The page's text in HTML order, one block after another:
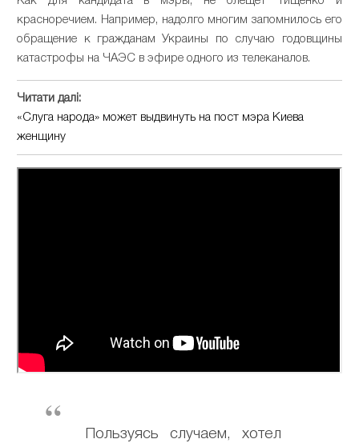
красноречием. Например, надолго многим запомнилось его
обращение к гражданам Украины по случаю годовщины
катастрофы на ЧАЭС в эфире одного из телеканалов.
Читати далі:
«Слуга народа» может выдвинуть на пост мэра Киева
женщину
Пользуясь случаем, хотел